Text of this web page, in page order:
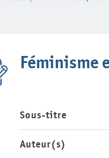
Féminisme
Sous-titre
Auteur(s)